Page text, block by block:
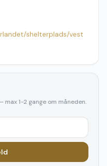
shelterplads/vest
1-2 gange om måneden.